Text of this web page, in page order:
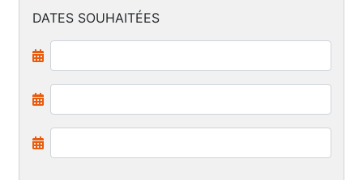
DATES SOUHAITÉES